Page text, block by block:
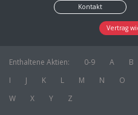
Kontakt
Vertrag
Enthaltene Aktien: 0-9 A B
I
J K L M N O
W
X Y Z